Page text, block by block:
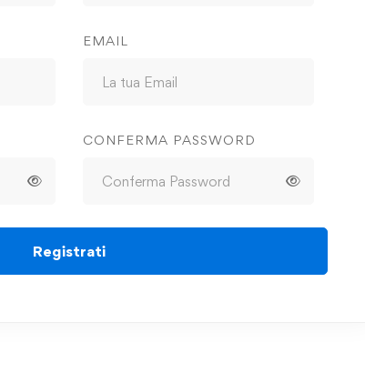
EMAIL
CONFERMA PASSWORD
Registrati